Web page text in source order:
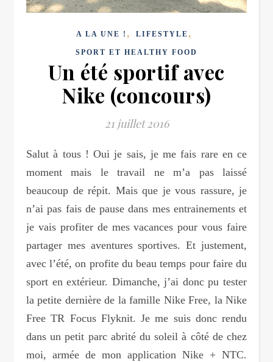
A LA UNE ! , LIFESTYLE ,
SPORT ET HEALTHY FOOD
Un été sportif avec
Nike (concours)
21 juillet 2016
Salut à tous ! Oui je sais, je me fais rare en ce
moment mais le travail ne m’a pas laissé
beaucoup de répit. Mais que je vous rassure, je
n’ai pas fais de pause dans mes entrainements et
je vais profiter de mes vacances pour vous faire
partager mes aventures sportives. Et justement,
avec l’été, on profite du beau temps pour faire du
sport en extérieur. Dimanche, j’ai donc pu tester
la petite dernière de la famille Nike Free, la Nike
Free TR Focus Flyknit. Je me suis donc rendu
dans un petit parc abrité du soleil à côté de chez
moi, armée de mon application Nike + NTC.